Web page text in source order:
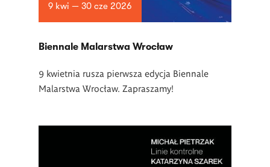
9 kwi — 30 cze 2026
Biennale Malarstwa Wrocław
9 kwietnia rusza pierwsza edycja Biennale
Malarstwa Wrocław. Zapraszamy!